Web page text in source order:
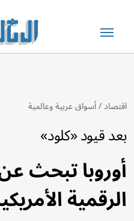
اقتصاد/أسواق عربية وعالمية
بعد قيود «كلود»
أوروبا تبحث
الرقمية